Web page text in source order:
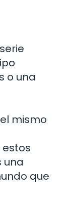
o una
mismo
una
que